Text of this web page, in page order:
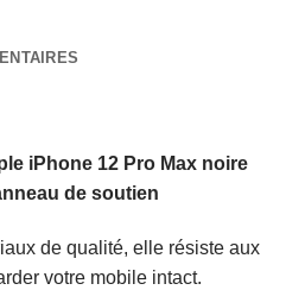
iPhone 12 Pro Max noire
de soutien
de qualité, elle résiste aux
votre mobile intact.